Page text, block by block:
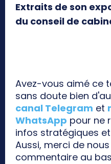
Extraits de son
du conseil de
Avez-vous aimé ce
sans doute bien
canal Telegram et
WhatsApp pour ne
infos stratégiques
Aussi, merci de
commentaire au